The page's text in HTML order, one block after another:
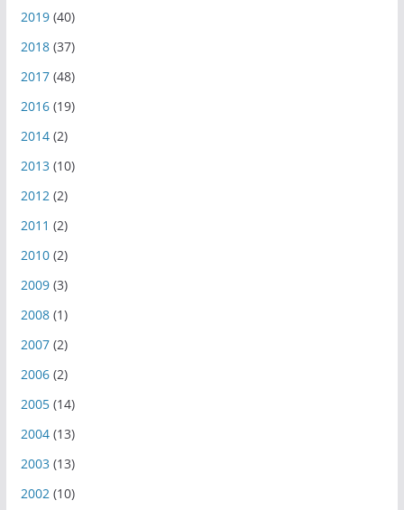
2019(40)
2018(37)
2017(48)
2016(19)
2014(2)
2013(10)
2012(2)
2011 (2)
2010(2)
2009(3)
2008(1)
2007(2)
2006(2)
2005(14)
2004(13)
2003(13)
2002(10)